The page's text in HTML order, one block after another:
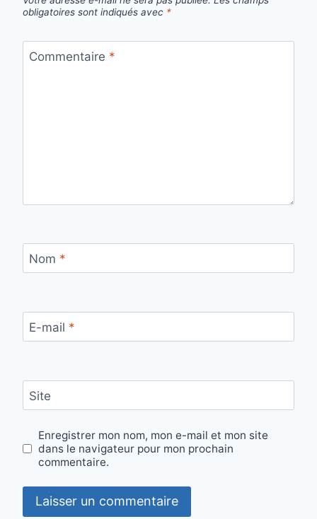
obligatoires sont indiqués avec *
Commentaire *
Nom *
E-mail *
Site
Enregistrer mon nom, mon e-mail et mon site
dans le navigateur pour mon prochain
commentaire.